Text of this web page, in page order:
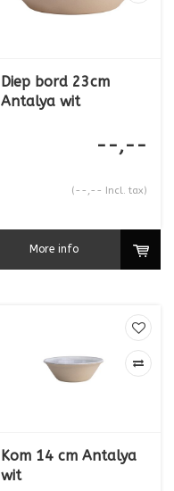
Diep bord 23cm
Antalya wit
--,--
(--,-- Incl. tax)
More info
Kom 14 cm Antalya
wit